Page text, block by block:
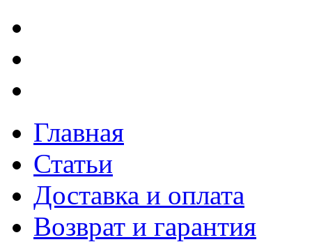
Главная
Статьи
Доставка и оплата
Возврат и гарантия